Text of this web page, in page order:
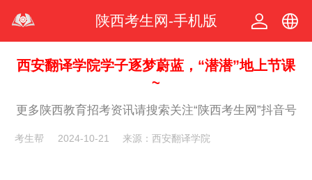
陕西考生网-手机版
中文
西安翻译学院学子逐梦蔚蓝，“潜潜”地上节课
~
更多陕西教育招考资讯请搜索关注“陕西考生网”抖音号
考生帮 2024-10-21 来源：西安翻译学院